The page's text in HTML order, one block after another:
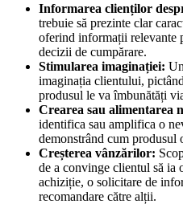
Informarea clienților
trebuie să prezinte clar
oferind informații relevante
decizii de cumpărare.
Stimularea imaginației:
imaginația clientului,
produsul le va îmbunătăți
Crearea sau alimentarea
identifica sau amplifica o
demonstrând cum produsul
Creșterea vânzărilor:
de a convinge clientul să ia
achiziție, o solicitare de
recomandare către alții.